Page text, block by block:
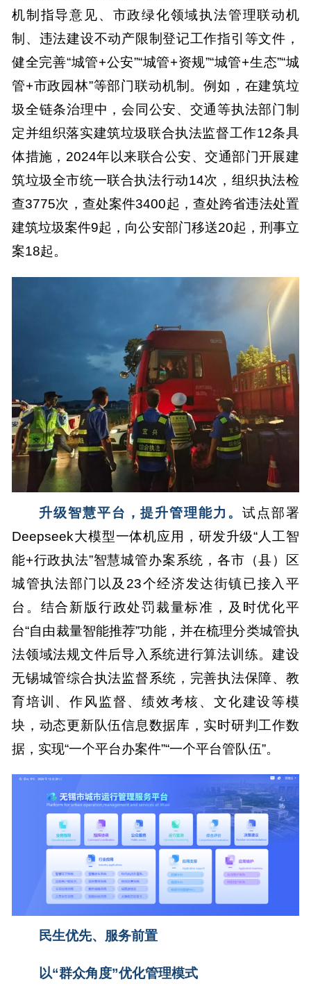
机制指导意见、市政绿化领域执法管理联动机
制、违法建设不动产限制登记工作指引等文件，
健全完善“城管+公安”“城管+资规”“城管+生态”“城
管+市政园林”等部门联动机制。例如，在建筑垃
圾全链条治理中，会同公安、交通等执法部门制
定并组织落实建筑垃圾联合执法监督工作12条具
体措施，2024年以来联合公安、交通部门开展建
筑垃圾全市统一联合执法行动14次，组织执法检
查3775次，查处案件3400起，查处跨省违法处置
建筑垃圾案件9起，向公安部门移送20起，刑事立
案18起。
升级智慧平台，提升管理能力。试点部署
Deepseek大模型一体机应用，研发升级“人工智
能+行政执法”智慧城管办案系统，各市（县）区
城管执法部门以及23个经济发达街镇已接入平
台。结合新版行政处罚裁量标准，及时优化平
台“自由裁量智能推荐”功能，并在梳理分类城管执
法领域法规文件后导入系统进行算法训练。建设
无锡城管综合执法监督系统，完善执法保障、教
育培训、作风监督、绩效考核、文化建设等模
块，动态更新队伍信息数据库，实时研判工作数
据，实现“一个平台办案件”“一个平台管队伍”。
民生优先、服务前置
以“群众角度”优化管理模式